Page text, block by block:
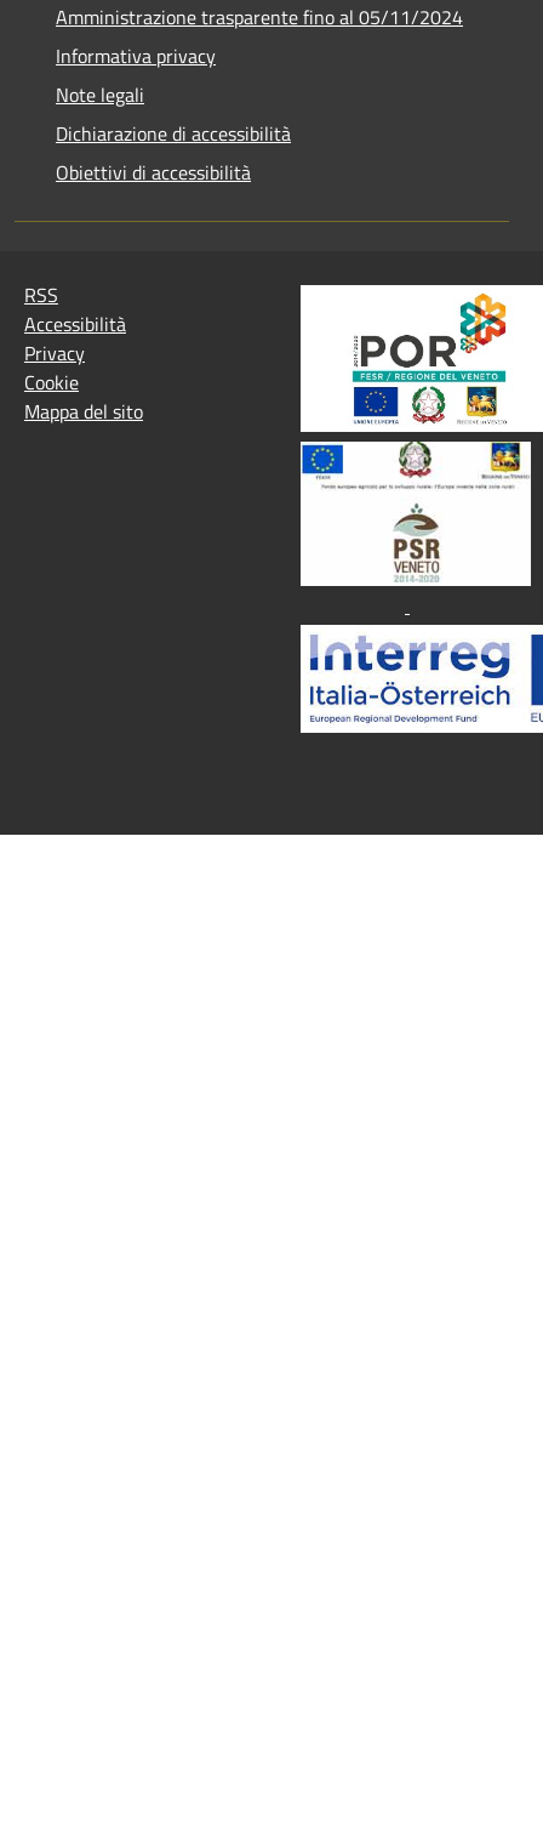
Amministrazione trasparente fino al 05/11/2024
Informativa privacy
Note legali
Dichiarazione di accessibilità
Obiettivi di accessibilità
RSS
Accessibilità
Privacy
Cookie
Mappa del sito